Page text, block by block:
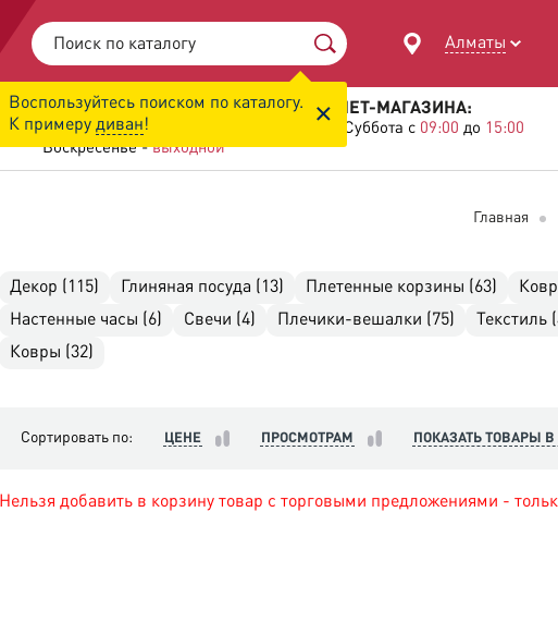
Воспользуйтесь поиском по каталогу.
К примеру диван! ×
Алматы
ОБСЛУЖИВАНИЕ КЛИЕНТОВ ИНТЕРНЕТ-МАГАЗИНА:
Понедельник - Пятница с Суббота с 09:00 до 15:00
Воскресенье -выходной
Главная
Декор (115) Глиняная посуда (13) Плетенные корзины (63)
Настенные часы (6)
Свечи (4) Плечики-вешалки (75) Текстиль
Ковры (32)
Сортировать по: ЦЕНЕ ПРОСМОТРАМ ПОКАЗАТЬ ТОВАРЫ
Нельзя добавить в корзину товар с торговыми предложениями -